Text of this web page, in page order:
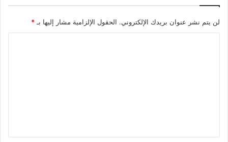
لن يتم نشر عنوان بريدك الإلكتروني. الحقول الإلزامية مشار إليها بـ *